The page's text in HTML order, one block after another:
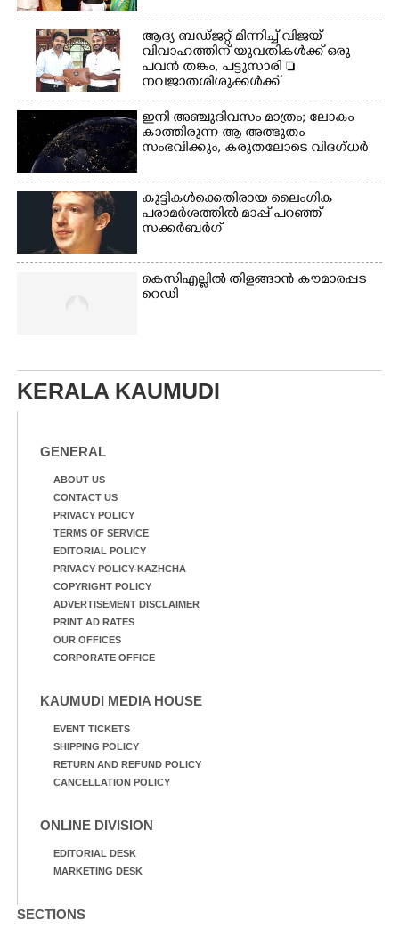
മാലിന്യങ്ങളും നീക്കം
ചെയ്യുന്നു.
ആദ്യ ബഡ്ജറ്റ് മിന്നിച്ച് വിജയ്
വിവാഹത്തിന് യുവതികൾക്ക് ഒരു
പവൻ തങ്കം, പട്ടുസാരി 
നവജാതശിശുക്കൾക്ക്
സ്വർണമോതിരം  വിദ്യാർത്ഥികൾക്ക്
സൈക്കിൾ
ഇനി അഞ്ചുദിവസം മാത്രം; ലോകം
കാത്തിരുന്ന ആ അത്ഭുതം
സംഭവിക്കും, കരുതലോടെ വിദഗ്ധർ
കുട്ടികൾക്കെതിരായ ലൈംഗിക
പരാമർശത്തിൽ മാപ്പ് പറഞ്ഞ്
സക്കർബർഗ്
കെസിഎല്ലിൽ തിളങ്ങാൻ കൗമാരപ്പട
റെഡി
KERALA KAUMUDI
GENERAL
ABOUT US
CONTACT US
PRIVACY POLICY
TERMS OF SERVICE
EDITORIAL POLICY
PRIVACY POLICY-KAZHCHA
COPYRIGHT POLICY
ADVERTISEMENT DISCLAIMER
PRINT AD RATES
OUR OFFICES
CORPORATE OFFICE
KAUMUDI MEDIA HOUSE
EVENT TICKETS
SHIPPING POLICY
RETURN AND REFUND POLICY
CANCELLATION POLICY
ONLINE DIVISION
EDITORIAL DESK
MARKETING DESK
SECTIONS